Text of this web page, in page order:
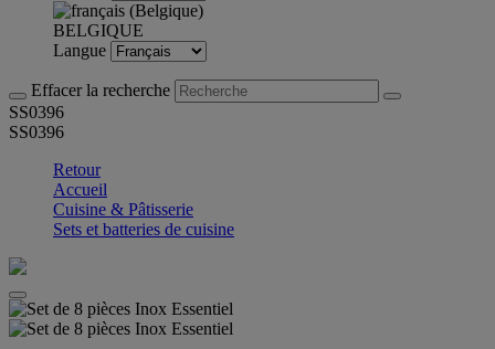
BELGIQUE
Langue
Effacer la recherche
SS0396
SS0396
Retour
Accueil
Cuisine & Pâtisserie
Sets et batteries de cuisine